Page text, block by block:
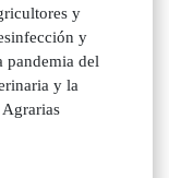
y
y
pandemia del
y la